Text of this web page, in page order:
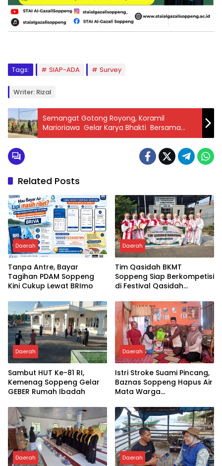
Tags: SIAP-ADA Survey
Writer: Rizal
Semangat Gotong Royong, Koramil
Marioriawa Gelar Karya Bhakti Bersama
Masyarkat
Related Posts
Daerah
Tanpa Antre, Bayar
Tagihan PDAM Soppeng
Kini Cukup Lewat BRImo
Daerah
Tim Qasidah BKMT
Soppeng Siap Berkompetisi
di Festival Qasidah
Daerah
Sambut HUT Ke-81 RI,
Kemenag Soppeng Gelar
GEBER Rumah Ibadah
Daerah
Istri Stroke Suami Pincang,
Baznas Soppeng Hapus Air
Mata Warga
Daerah Daerah